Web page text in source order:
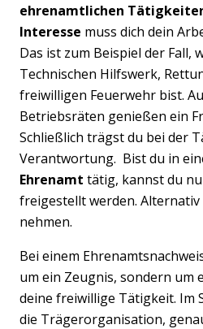
ehrenamtlichen
Interesse muss dich dein
Das ist zum Beispiel der Fall,
Technischen Hilfswerk,
freiwilligen Feuerwehr bist.
Betriebsräten genießen ein
Schließlich trägst du bei der
Verantwortung. Bist du in
Ehrenamt tätig, kannst du
freigestellt werden.
nehmen.
Bei einem
um ein Zeugnis, sondern um
deine freiwillige Tätigkeit. Im
die Trägerorganisation,